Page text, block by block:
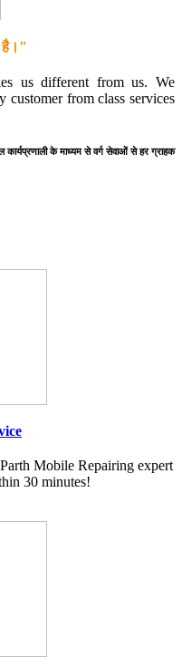
है।"
us different from us. We
from class services
के माध्यम से वर्ग सेवाओं से हर ग्राहक
Mobile Repairing expert
30 minutes!